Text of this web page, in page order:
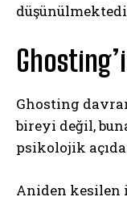
Ghosting
bireyi değil,
psikolojik
Aniden kesilen